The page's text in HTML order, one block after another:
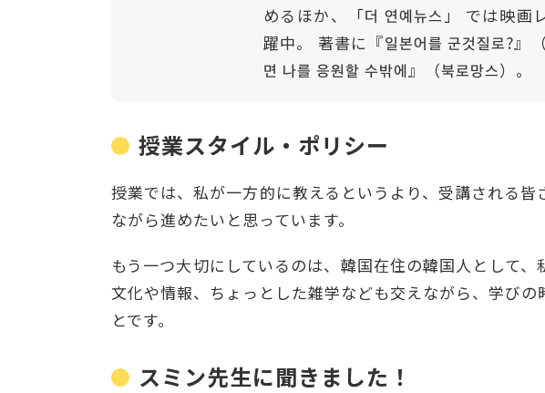
めるほか、「더 연예뉴스」 では映画
躍中。 著書に『일본어를 군것질로?』
면 나를 응원할 수밖에』（북로망스）。
授業スタイル・ポリシー
授業では、私が一方的に教えるというより、受講される皆
ながら進めたいと思っています。
もう一つ大切にしているのは、韓国在住の韓国人として、
文化や情報、ちょっとした雑学なども交えながら、学びの
とです。
スミン先生に聞きました！